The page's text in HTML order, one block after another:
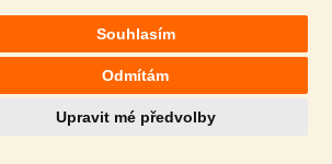
Souhlasím
Odmítám
Upravit mé předvolby
Polsko, Rakousko